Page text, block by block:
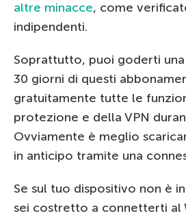
altre minacce, come
indipendenti.
Soprattutto, puoi goderti
30 giorni di questi
gratuitamente tutte le
protezione e della VPN
Ovviamente è meglio
in anticipo tramite una
Se sul tuo dispositivo non è
sei costretto a connetterti al